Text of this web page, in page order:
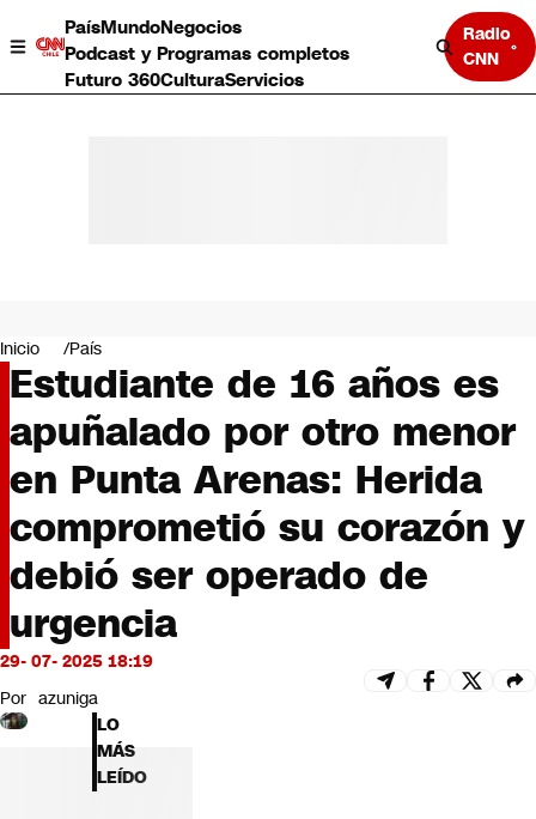
PaísMundoNegocios
Podcast y Programas completos
Futuro 360CulturaServicios
Radio
CNN
Negocios
Deportes
Programas completos
Cultura
Servicios
Bits
CNN tiempo
Futuro 360
Opinión
Inicio País
Estudiante de 16 años es
apuñalado por otro menor
en Punta Arenas: Herida
comprometió su corazón y
debió ser operado de
urgencia
29- 07- 2025 18:19
Por azuniga
LO
MÁS
LEÍDO